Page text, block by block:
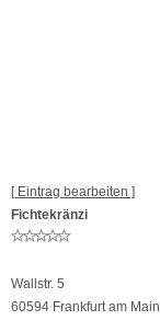
[ Eintrag bearbeiten ]
Fichtekränzi
Wallstr. 5
60594 Frankfurt am Main